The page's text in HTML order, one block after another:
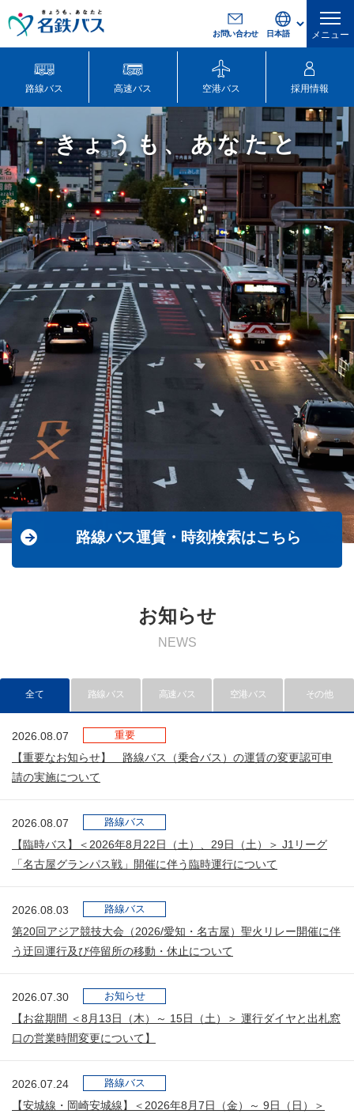
お問い合わせ メニュー
路線バス 高速バス 空港バス 採用情報
きょうも、あなたと
路線バス運賃・時刻検索はこちら
お知らせ
NEWS
全て 路線バス 高速バス 空港バス その他
2026.08.07 重要
【重要なお知らせ】 路線バス（乗合バス）の運賃の変更認可申
請の実施について
2026.08.07 路線バス
【臨時バス】＜2026年8月22日（土）、29日（土）＞ J1リーグ
「名古屋グランパス戦」開催に伴う臨時運行について
2026.08.03 路線バス
第20回アジア競技大会（2026/愛知・名古屋）聖火リレー開催に伴
う迂回運行及び停留所の移動・休止について
2026.07.30 お知らせ
【お盆期間 ＜8月13日（木）～ 15日（土）＞ 運行ダイヤと出札窓
口の営業時間変更について】
2026.07.24 路線バス
【安城線・岡崎安城線】＜2026年8月7日（金）～ 9日（日）＞